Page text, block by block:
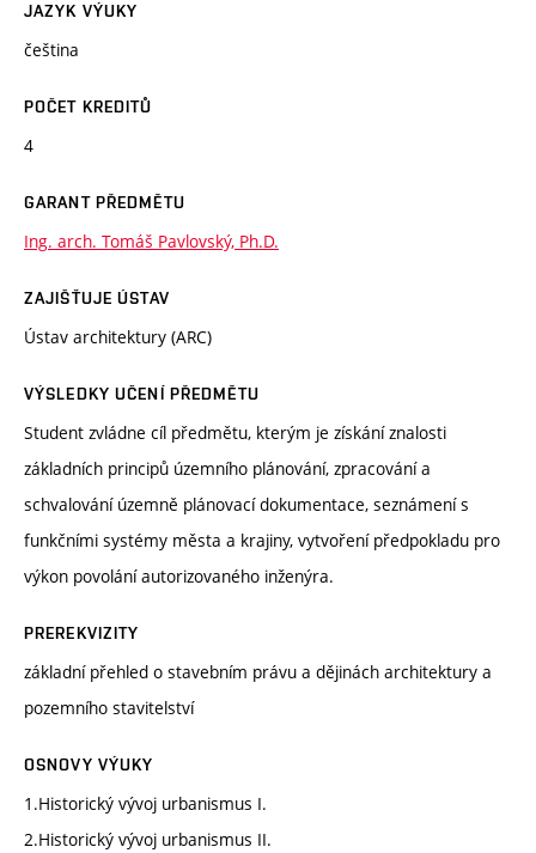
JAZYK VÝUKY
čeština
POČET KREDITŮ
4
GARANT PŘEDMĚTU
Ing. arch. Tomáš Pavlovský, Ph.D.
ZAJIŠŤUJE ÚSTAV
Ústav architektury (ARC)
VÝSLEDKY UČENÍ PŘEDMĚTU
Student zvládne cíl předmětu, kterým je získání znalosti
základních principů územního plánování, zpracování a
schvalování územně plánovací dokumentace, seznámení s
funkčními systémy města a krajiny, vytvoření předpokladu pro
výkon povolání autorizovaného inženýra.
PREREKVIZITY
základní přehled o stavebním právu a dějinách architektury a
pozemního stavitelství
OSNOVY VÝUKY
1.Historický vývoj urbanismus I.
2.Historický vývoj urbanismus II.